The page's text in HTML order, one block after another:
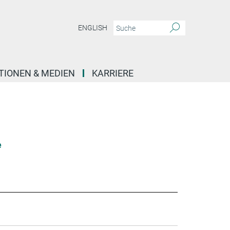
ENGLISH
& MEDIEN KARRIERE